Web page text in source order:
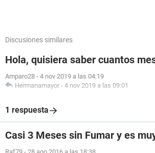
Discusiones similares
Hola, quisiera saber cuantos
Amparo28 - 4 nov 2019 a las 04:19
Hermanamayor - 4 nov 2019 a las 09:01
1 respuesta
Casi 3 Meses sin Fumar y es